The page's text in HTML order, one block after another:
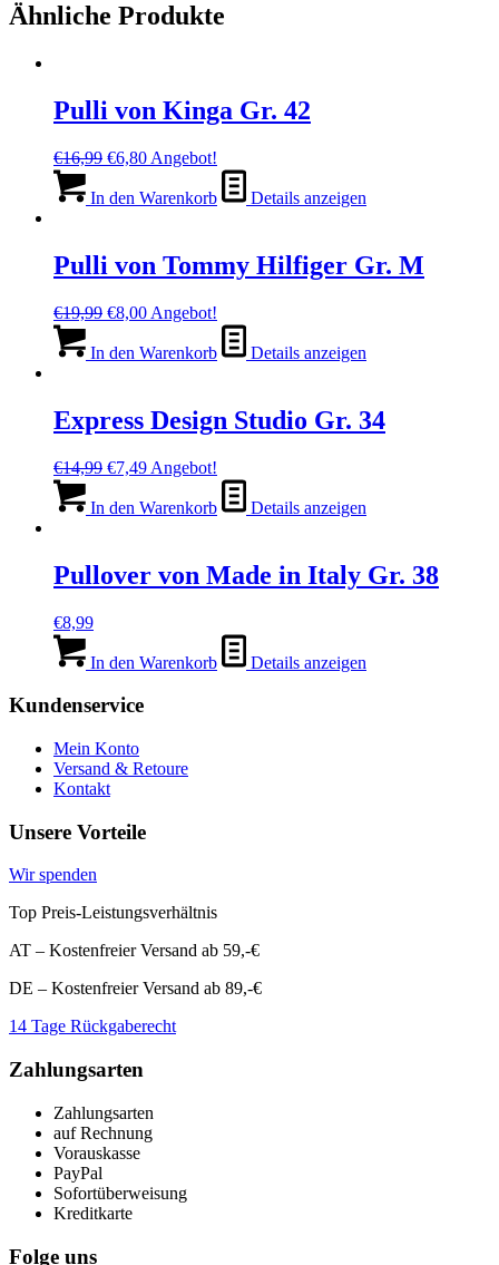
Ähnliche Produkte
Pulli von Kinga Gr. 42
€16,99 Ursprünglicher
war:
€6,80Aktueller
ist:
Angebot!
In den Warenkorb Details anzeigen
Pulli von Tommy Hilfiger Gr. M
€19,99 Ursprünglicher
war:
€8,00Aktueller
ist:
Angebot!
In den Warenkorb Details anzeigen
Express Design Studio Gr. 34
€14,99 Ursprünglicher
war:
€7,49Aktueller
ist:
Angebot!
In den Warenkorb Details anzeigen
Pullover von Made in Italy Gr. 38
€8,99
In den Warenkorb Details anzeigen
Kundenservice
Mein Konto
Versand & Retoure
Kontakt
Unsere Vorteile
Wir spenden
Top Preis-Leistungsverhältnis
AT – Kostenfreier Versand ab 59,-€
DE – Kostenfreier Versand ab 89,-€
14 Tage Rückgaberecht
Zahlungsarten
Zahlungsarten
auf Rechnung
Vorauskasse
PayPal
Sofortüberweisung
Kreditkarte
Folge uns